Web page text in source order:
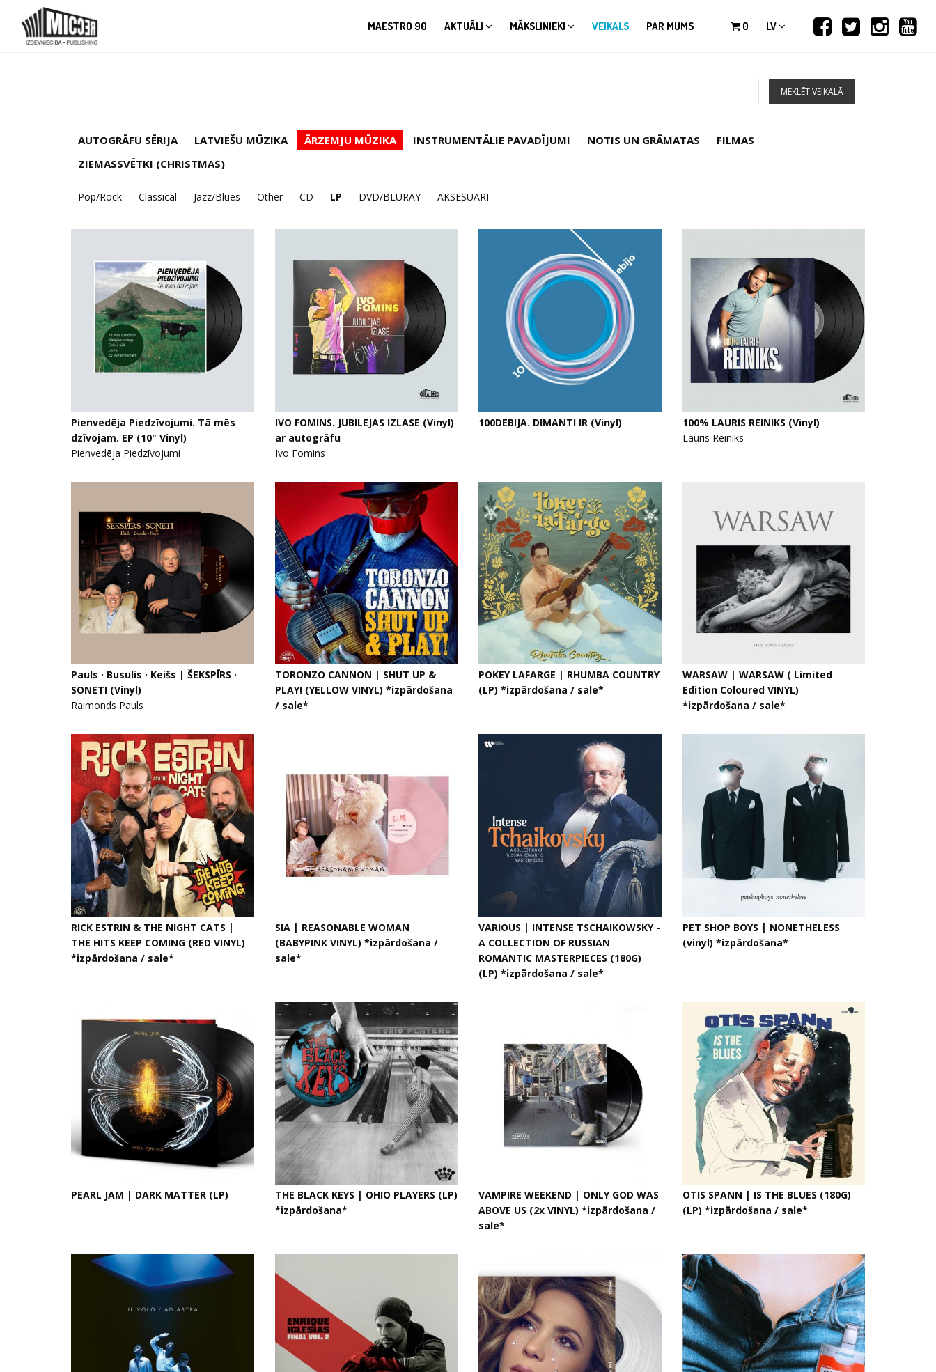
MAESTRO 90 AKTUĀLI MĀKSLINIEKI VEIKALS PAR MUMS 0 LV
AUTOGRĀFU SĒRIJA LATVIEŠU MŪZIKA ĀRZEMJU MŪZIKA INSTRUMENTĀLIE PAVADĪJUMI NOTIS UN GRĀMATAS
FILMAS
ZIEMASSVĒTKI (CHRISTMAS)
Pop/Rock Classical Jazz/Blues Other CD LP DVD/BLURAY AKSESUĀRI
Pienvedēja Piedzīvojumi. Tā mēs
dzīvojam. EP (10" Vinyl)
Pienvedēja Piedzīvojumi
IVO FOMINS. JUBILEJAS IZLASE (Vinyl)
ar autogrāfu
Ivo Fomins
100DEBIJA. DIMANTI IR (Vinyl)
100% LAURIS REINIKS (Vinyl)
Lauris Reiniks
Pauls · Busulis · Keišs | ŠEKSPĪRS ·
SONETI (Vinyl)
Raimonds Pauls
TORONZO CANNON | SHUT UP &
PLAY! (YELLOW VINYL) *izpārdošana
/ sale*
POKEY LAFARGE | RHUMBA COUNTRY
(LP) *izpārdošana / sale*
WARSAW | WARSAW ( Limited
Edition Coloured VINYL)
*izpārdošana / sale*
RICK ESTRIN & THE NIGHT CATS |
THE HITS KEEP COMING (RED VINYL)
*izpārdošana / sale*
SIA | REASONABLE WOMAN
(BABYPINK VINYL) *izpārdošana /
sale*
VARIOUS | INTENSE TSCHAIKOWSKY -
A COLLECTION OF RUSSIAN
ROMANTIC MASTERPIECES (180G)
(LP) *izpārdošana / sale*
PET SHOP BOYS | NONETHELESS
(vinyl) *izpārdošana*
PEARL JAM | DARK MATTER (LP)
THE BLACK KEYS | OHIO PLAYERS (LP)
*izpārdošana*
VAMPIRE WEEKEND | ONLY GOD WAS
ABOVE US (2x VINYL) *izpārdošana /
sale*
OTIS SPANN | IS THE BLUES (180G)
(LP) *izpārdošana / sale*